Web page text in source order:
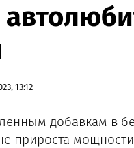
13:12
добавкам в
прироста